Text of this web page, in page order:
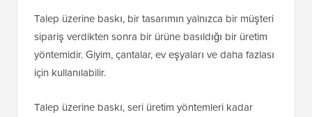
Talep üzerine baskı, bir tasarımın yalnızca bir müşteri
sipariş verdikten sonra bir ürüne basıldığı bir üretim
yöntemidir. Giyim, çantalar, ev eşyaları ve daha fazlası
için kullanılabilir.
Talep üzerine baskı, seri üretim yöntemleri kadar